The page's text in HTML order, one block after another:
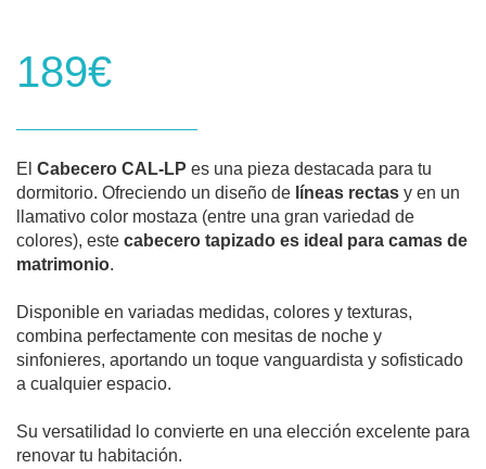
189€
El Cabecero CAL-LP es una pieza destacada para tu
dormitorio. Ofreciendo un diseño de líneas rectas y en un
llamativo color mostaza (entre una gran variedad de
colores), este cabecero tapizado es ideal para camas de
matrimonio.
Disponible en variadas medidas, colores y texturas,
combina perfectamente con mesitas de noche y
sinfonieres, aportando un toque vanguardista y sofisticado
a cualquier espacio.
Su versatilidad lo convierte en una elección excelente para
renovar tu habitación.